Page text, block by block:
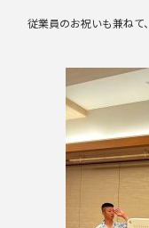
従業員のお祝いも兼ね